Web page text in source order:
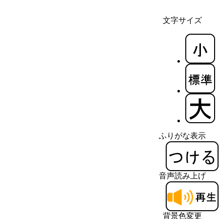
文字サイズ
ふりがな表示
音声読み上げ
背景色変更